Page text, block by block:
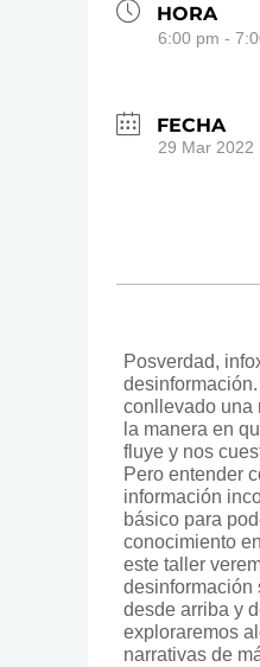
HORA
6:00 pm -
FECHA
29 Mar 2022
Posverdad,
conllevado una
la manera en
fluye y nos
Pero entender
información
básico para
conocimiento
este taller
desinformación
desde arriba y
exploraremos
narrativas de